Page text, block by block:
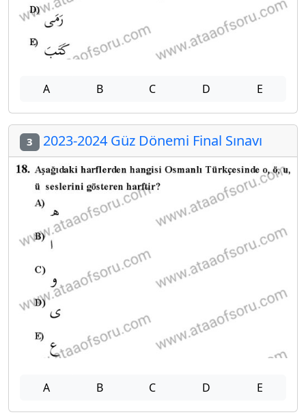
A B C D E
3 2023-2024 Güz Dönemi Final Sınavı
A B C D E